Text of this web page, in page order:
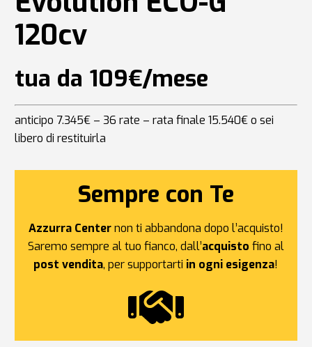
120cv
tua da 109€/mese
anticipo 7.345€ – 36 rate – rata finale 15.540€ o sei
libero di restituirla
Sempre con Te
Azzurra Centernon ti abbandona dopo l’acquisto!
Saremo sempre al tuo fianco, dall’acquisto fino al
post vendita, per supportarti in ogni esigenza!